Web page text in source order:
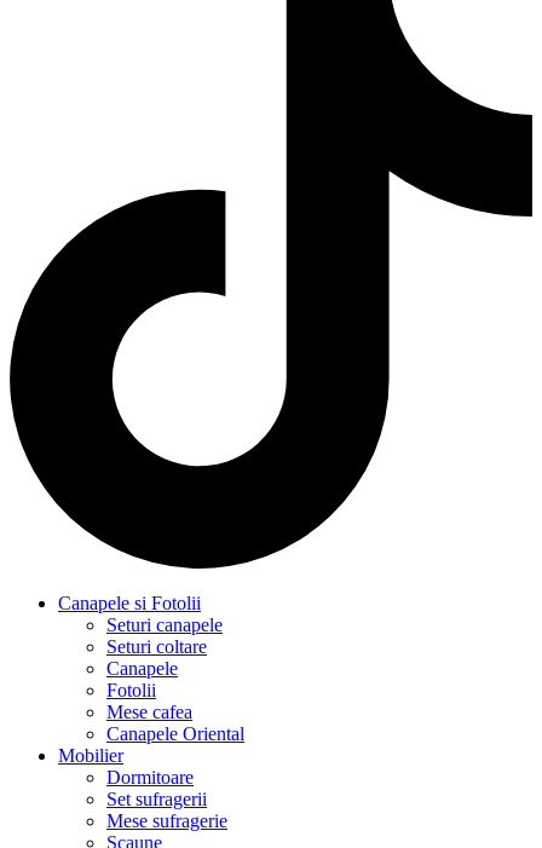
Canapele si Fotolii
Seturi canapele
Seturi coltare
Canapele
Fotolii
Mese cafea
Canapele Oriental
Mobilier
Dormitoare
Set sufragerii
Mese sufragerie
Scaune